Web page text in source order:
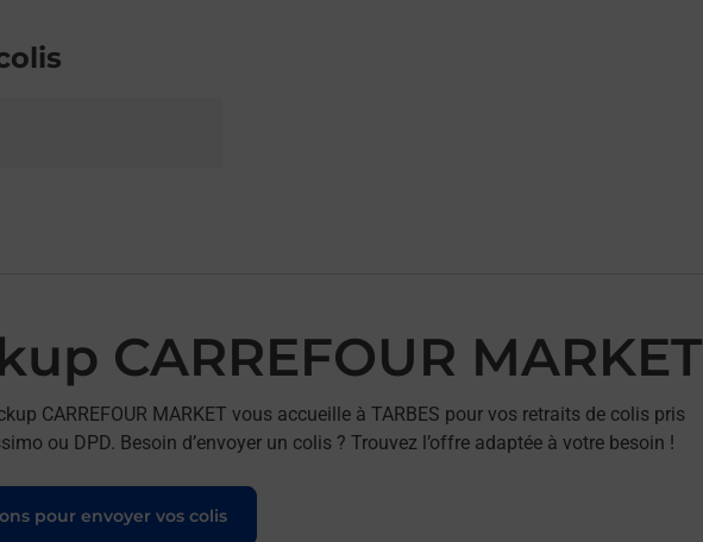
CARREFOUR MARKET
CARREFOUR MARKET vous accueille à TARBES pour vos retraits de colis pris
ou DPD. Besoin d’envoyer un colis ? Trouvez l’offre adaptée à votre besoin !
pour envoyer vos colis